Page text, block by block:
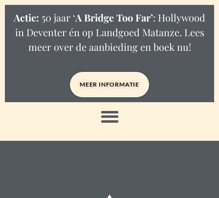
Actie: 50 jaar ‘A Bridge Too Far’: Hollywood
in Deventer én op Landgoed Matanze. Lees
meer over de aanbieding en boek nu!
MEER INFORMATIE